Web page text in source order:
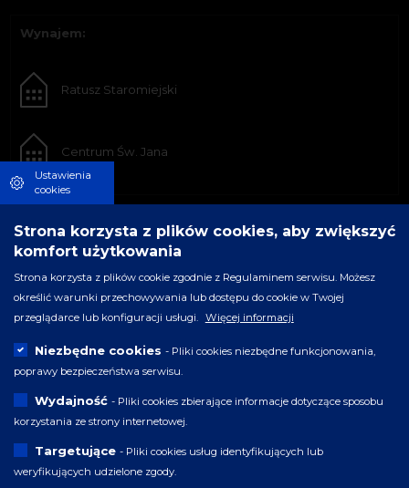
Wynajem:
Ratusz Staromiejski
Centrum Św. Jana
Ustawienia
cookies
Strona korzysta z plików cookies, aby zwiększyć
komfort użytkowania
Strona korzysta z plików cookie zgodnie z Regulaminem serwisu. Możesz
określić warunki przechowywania lub dostępu do cookie w Twojej
przeglądarce lub konfiguracji usługi.
Więcej informacji
Niezbędne cookies - Pliki cookies niezbędne funkcjonowania,
poprawy bezpieczeństwa serwisu.
Wydajność - Pliki cookies zbierające informacje dotyczące sposobu
korzystania ze strony internetowej.
Targetujące - Pliki cookies usług identyfikujących lub
weryfikujących udzielone zgody.